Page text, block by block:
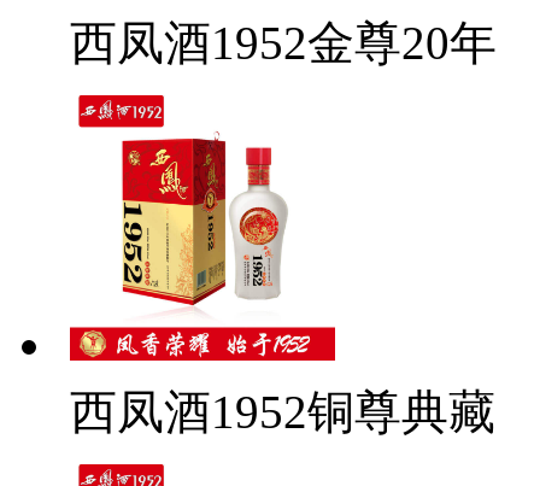
西凤酒1952金尊20年
西凤酒1952铜尊典藏